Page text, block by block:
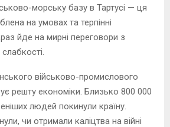
морську базу в Тартусі — ця
на умовах та терпінні
йде на мирні переговори з
військово-промислового
решту економіки. Близько 800 000
людей покинули країну.
чи отримали каліцтва на війні